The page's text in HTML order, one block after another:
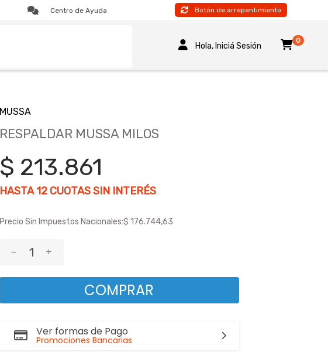
Centro de Ayuda Botón de arrepentimiento
Hola, Iniciá Sesión
0
MUSSA
RESPALDAR MUSSA MILOS
$ 213.861
HASTA12CUOTAS SIN INTERÉS
Precio Sin Impuestos Nacionales:$ 176.744,63
COMPRAR
Ver formas de Pago
Promociones Bancarias